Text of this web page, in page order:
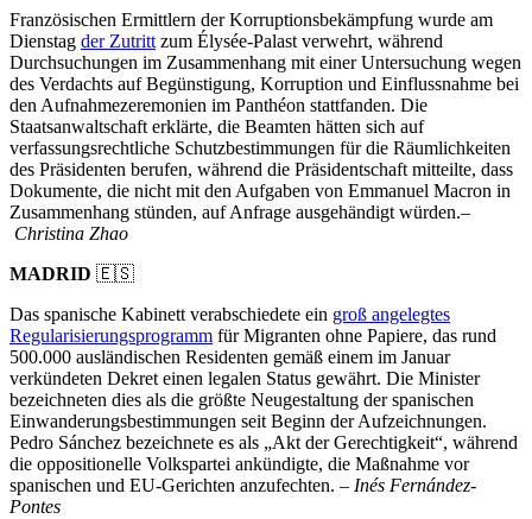
Französischen Ermittlern der Korruptionsbekämpfung wurde am
Dienstag der Zutritt zum Élysée-Palast verwehrt, während
Durchsuchungen im Zusammenhang mit einer Untersuchung wegen
des Verdachts auf Begünstigung, Korruption und Einflussnahme bei
den Aufnahmezeremonien im Panthéon stattfanden. Die
Staatsanwaltschaft erklärte, die Beamten hätten sich auf
verfassungsrechtliche Schutzbestimmungen für die Räumlichkeiten
des Präsidenten berufen, während die Präsidentschaft mitteilte, dass
Dokumente, die nicht mit den Aufgaben von Emmanuel Macron in
Zusammenhang stünden, auf Anfrage ausgehändigt würden.–
Christina Zhao
MADRID 🇪🇸
Das spanische Kabinett verabschiedete ein groß angelegtes
Regularisierungsprogramm für Migranten ohne Papiere, das rund
500.000 ausländischen Residenten gemäß einem im Januar
verkündeten Dekret einen legalen Status gewährt. Die Minister
bezeichneten dies als die größte Neugestaltung der spanischen
Einwanderungsbestimmungen seit Beginn der Aufzeichnungen.
Pedro Sánchez bezeichnete es als „Akt der Gerechtigkeit“, während
die oppositionelle Volkspartei ankündigte, die Maßnahme vor
spanischen und EU-Gerichten anzufechten. – Inés Fernández-
Pontes